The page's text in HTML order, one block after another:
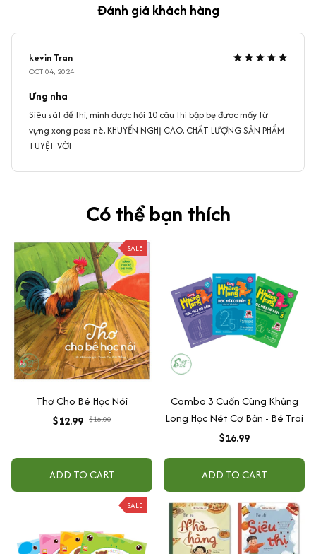
Đánh giá khách hàng
kevin Tran
OCT 04, 2024
Ưng nha
Siêu sát đề thi, mình được hỏi 10 câu thì bập bẹ được mấy từ
vựng xong pass nè, KHUYẾN NGHỊ CAO, CHẤT LƯỢNG SẢN PHẨM
TUYỆT VỜI
Có thể bạn thích
SALE
Thơ Cho Bé Học Nói
$12.99 $16.00
ADD TO CART
Combo 3 Cuốn Cùng Khủng
Long Học Nét Cơ Bản - Bé Trai
$16.99
ADD TO CART
SALE